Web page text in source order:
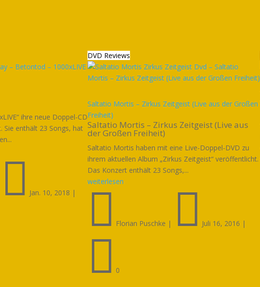
ihre neue Doppel-CD
Sie enthält 23 Songs, hat
 Jan. 10, 2018 |
DVD Reviews
Saltatio Mortis – Zirkus Zeitgeist (Live aus der Großen
Freiheit)
Saltatio Mortis – Zirkus Zeitgeist (Live aus
der Großen Freiheit)
Saltatio Mortis haben mit eine Live-Doppel-DVD zu
ihrem aktuellen Album „Zirkus Zeitgeist“ veröffentlicht.
Das Konzert enthält 23 Songs,...
weiterlesen
 Florian Puschke |  Juli 16, 2016 |
 0